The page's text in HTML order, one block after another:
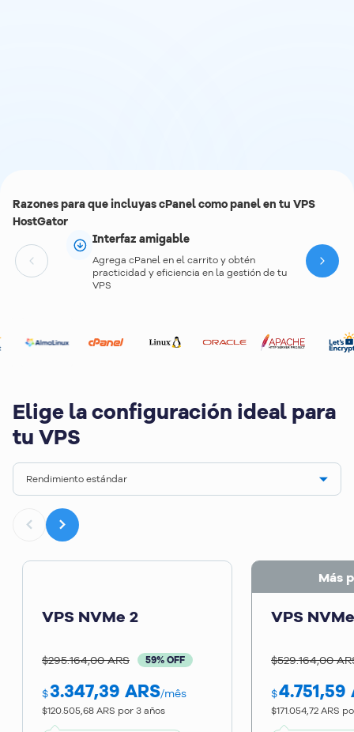
Razones para que incluyas cPanel como panel en tu VPS
HostGator
Interfaz amigable
Agrega cPanel en el carrito y obtén
practicidad y eficiencia en la gestión de tu
VPS
Next
Elige la configuración ideal para
tu VPS
Rendimiento estándar
VPS NVMe 2
$295.164,00 ARS 59% OFF
$3.347,39 ARS/mês
$120.505,68 ARS por 3 años
Más
VPS
$529.164,00
$4.751,59
$171.054,72 ARS